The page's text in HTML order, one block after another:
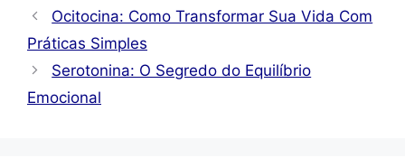
Ocitocina: Como Transformar Sua Vida Com
Práticas Simples
Serotonina: O Segredo do Equilíbrio
Emocional